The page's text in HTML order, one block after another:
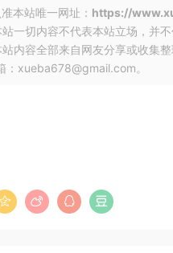
本站唯一网址： https://
一切内容不代表本站立场，并
内容全部来自网友分享或收集
：xueba678@gmail.com。